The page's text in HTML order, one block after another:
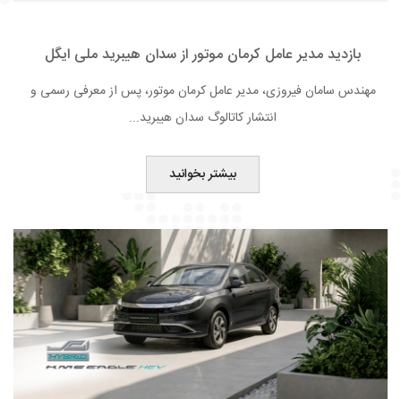
بازدید مدیر عامل کرمان موتور از سدان هیبرید ملی ایگل
مهندس سامان فیروزی، مدیر عامل کرمان‌ موتور، پس از معرفی رسمی و
انتشار کاتالوگ سدان هیبرید...
بیشتر بخوانید